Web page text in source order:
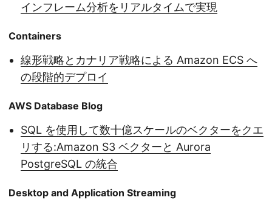
インフレーム分析をリアルタイムで実現
Containers
線形戦略とカナリア戦略による Amazon ECS へ
の段階的デプロイ
AWS Database Blog
SQL を使用して数十億スケールのベクターをクエ
リする:Amazon S3 ベクターと Aurora
PostgreSQL の統合
Desktop and Application Streaming